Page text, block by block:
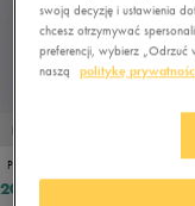
PUMA BELLA DONNA ANIMAL FLAIR
206,99 zł
swoją decyzję i ustawienia
chcesz otrzymywać
preferencji, wybierz „Odrzuć
naszą
politykę